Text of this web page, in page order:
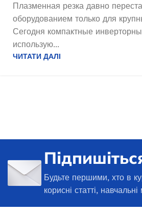
Плазменная резка давно
оборудованием только для
Сегодня компактные
использую...
ЧИТАТИ ДАЛІ
Будьте першими, хто в
корисні статті,